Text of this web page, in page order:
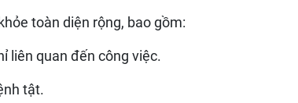
toàn diện rộng, bao gồm:
liên quan đến công việc.
tật.